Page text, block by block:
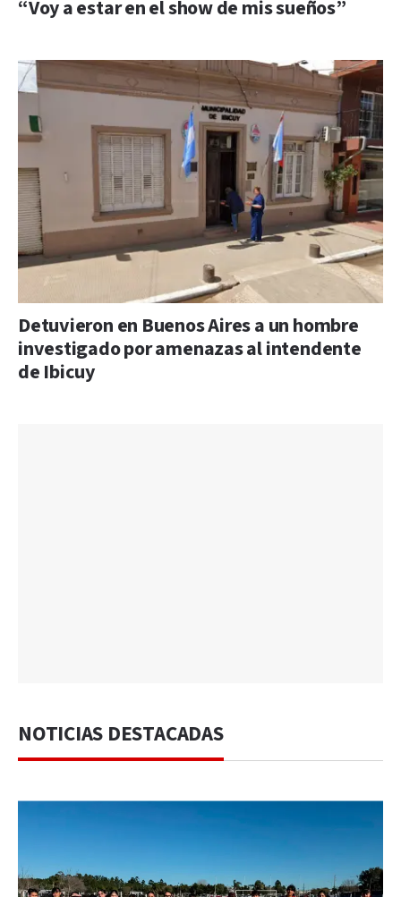
“Voy a estar en el show de mis sueños”
Detuvieron en Buenos Aires a un hombre
investigado por amenazas al intendente
de Ibicuy
NOTICIAS DESTACADAS